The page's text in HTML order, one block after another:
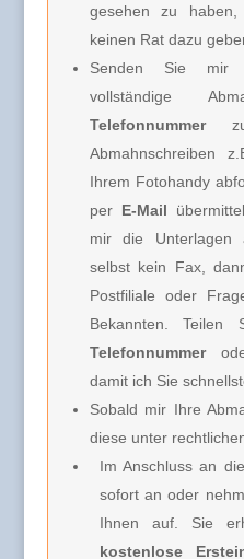
gesehen zu
keinen Rat dazu
Senden Sie mir
vollständige
Telefonnummer
Abmahnschreiben
Ihrem Fotohandy
per E-Mail
mir die Unterlagen
selbst kein Fax,
Postfiliale oder
Bekannten. Teilen
Telefonnummer
damit ich Sie
Sobald mir Ihre
diese unter
Im Anschluss an
sofort an oder
Ihnen auf. Sie
kostenlose